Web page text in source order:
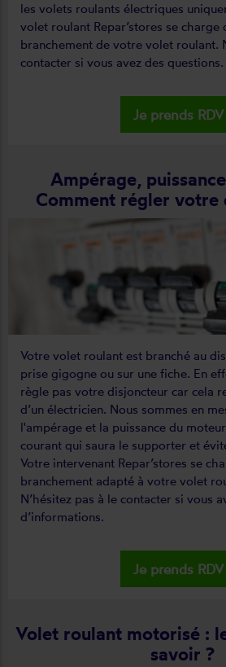
les volets roulants électriques
volet roulant Repar’stores se charge
branchement de votre volet roulant.
contacter si vous avez des questions.
Je prends
Ampérage,
Comment régler votre
Votre volet roulant est branché au
prise gigogne ou sur une fiche. En
règle pas votre disjoncteur car cela
d’un électricien. Nous sommes en
l'ampérage et la puissance du
courant qui saura le supporter et
Votre intervenant Repar’stores se
branchement adapté à votre volet
N’hésitez pas à le contacter si vous
d’informations.
Je prends
Volet roulant motorisé :
savoir ?